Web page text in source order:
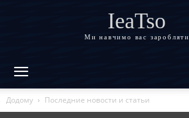
IeaTso
Ми навчимо вас заробляти
Додому Последние новости и статьи